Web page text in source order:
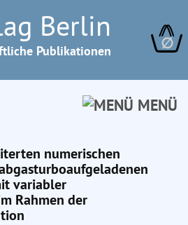
Berlin
Publikationen ∅
MENÜ
numerischen
variabler
Rahmen der